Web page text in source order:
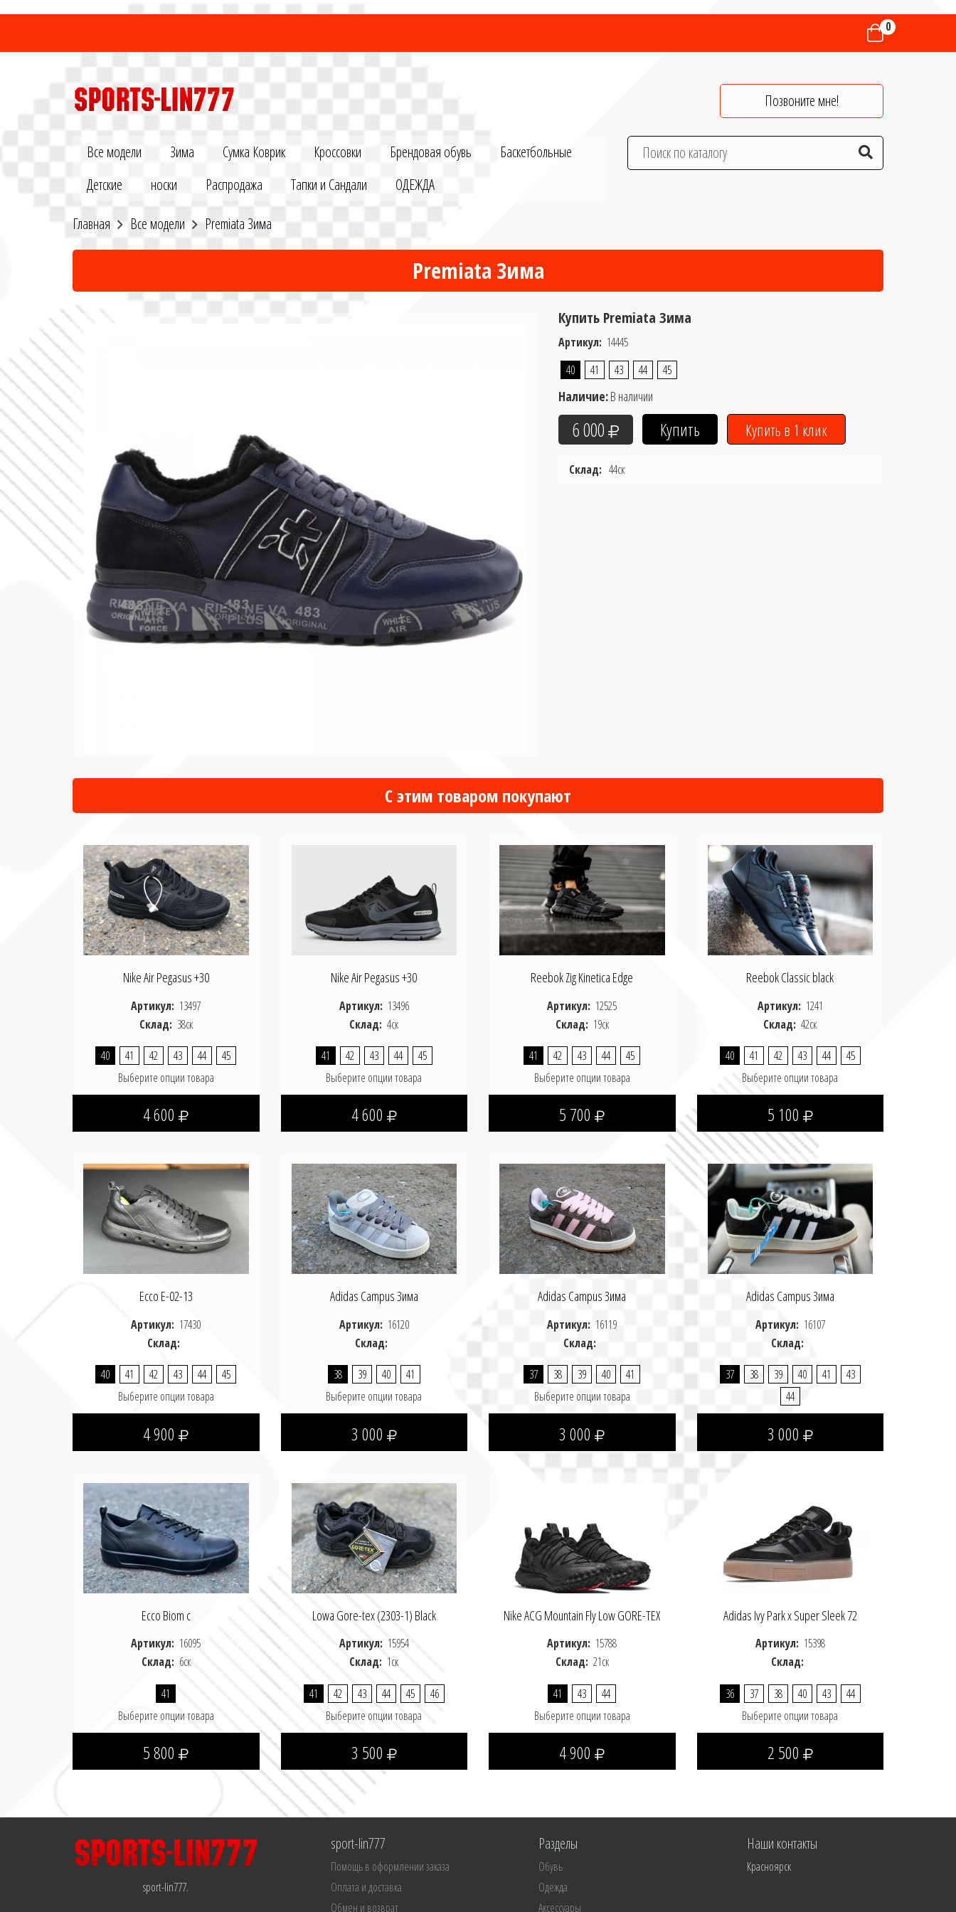
0
Позвоните мне!
Все модели Зима Сумка Коврик Кроссовки Брендовая обувь
Баскетбольные
Детские
носки Распродажа Тапки и Сандали ОДЕЖДА
Главная Все модели Premiata Зима
Premiata Зима
Купить Premiata Зима
Артикул: 14445
40
41 43 44 45
Наличие:В наличии
6 000
Склад: 44ск
С этим товаром покупают
Nike Air Pegasus +30
Артикул: 13497
Склад: 38ск
40 41 42 43 44
45
Выберите опции товара
4 600
Nike Air Pegasus +30
Артикул: 13496
Склад: 4ск
41 42 43 44
45
Выберите опции товара
4 600
Reebok Zig Kinetica Edge
Артикул: 12525
Склад: 19ск
41 42 43 44
45
Выберите опции товара
5 700
Reebok Classic black
Артикул: 1241
Склад: 42ск
40 41 42 43 44
45
Выберите опции товара
5 100
Ecco E-02-13
Артикул: 17430
Склад:
40 41 42 43 44
45
Выберите опции товара
4 900
Adidas Campus Зима
Артикул: 16120
Склад:
38 39 40
41
Выберите опции товара
3 000
Adidas Campus Зима
Артикул: 16119
Склад:
37 38 39 40
41
Выберите опции товара
3 000
Adidas Campus Зима
Артикул: 16107
Склад:
37 38 39 40 41
43
44
Выберите опции товара
3 000
Ecco Biom c
Артикул: 16095
Склад: 6ск
41
Выберите опции товара
5 800
Lowa Gore-tex (2303-1) Black
Артикул: 15954
Склад: 1ск
41 42 43 44 45
46
Выберите опции товара
3 500
Nike ACG Mountain Fly Low GORE-TEX
Артикул: 15788
Склад: 21ск
41 43
44
Выберите опции товара
4 900
Adidas Ivy Park x Super Sleek 72
Артикул: 15398
Склад:
36 37 38 40 43
44
Выберите опции товара
2 500
sport-lin777.
sport-lin777
Помощь в оформлении заказа
Оплата и доставка
Обмен и возврат
Разделы
Обувь
Одежда
Аксессуары
Наши контакты
Красноярск